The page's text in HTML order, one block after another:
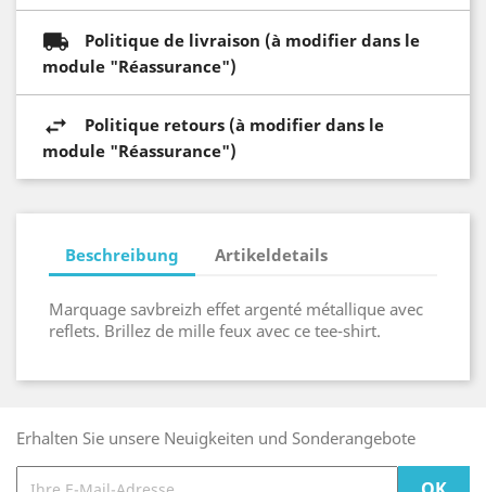
Politique de livraison (à modifier dans le
module "Réassurance")
Politique retours (à modifier dans le
module "Réassurance")
Beschreibung Artikeldetails
Marquage savbreizh effet argenté métallique avec
reflets. Brillez de mille feux avec ce tee-shirt.
Erhalten Sie unsere Neuigkeiten und Sonderangebote